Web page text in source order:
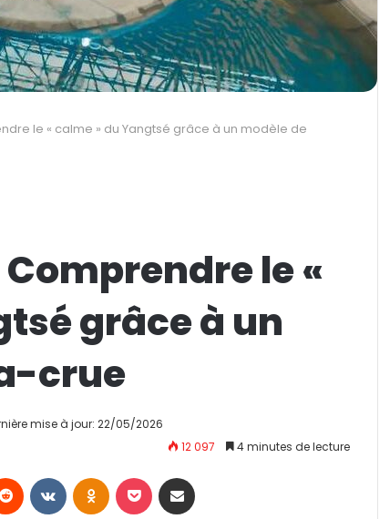
le « calme » du Yangtsé grâce à un modèle de
le «
grâce à un
crue
mise à jour: 22/05/2026
12 097
4 minutes de lecture